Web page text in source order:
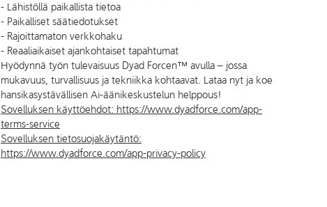
- Lähistöllä paikallista tietoa
- Paikalliset säätiedotukset
- Rajoittamaton verkkohaku
- Reaaliaikaiset ajankohtaiset tapahtumat
Hyödynnä työn tulevaisuus Dyad Forcen™ avulla – jossa
mukavuus, turvallisuus ja tekniikka kohtaavat. Lataa nyt ja koe
hansikasystävällisen Ai-äänikeskustelun helppous!
Sovelluksen käyttöehdot: https://www.dyadforce.com/app-
terms-service
Sovelluksen tietosuojakäytäntö:
https://www.dyadforce.com/app-privacy-policy